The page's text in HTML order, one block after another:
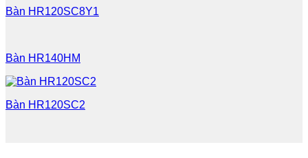
Bàn HR120SC8Y1
Bàn HR140HM
Bàn HR120SC2